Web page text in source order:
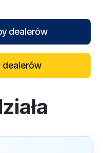
dealerów
dealerów